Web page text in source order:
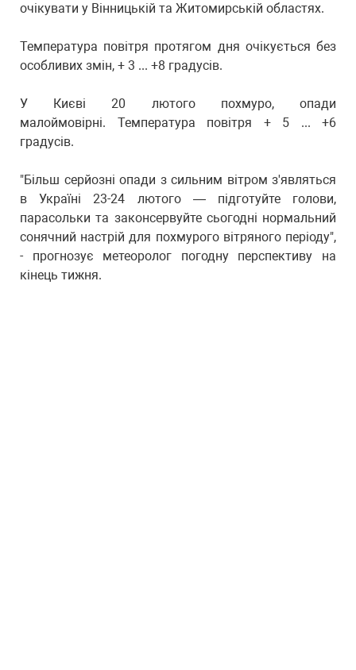
очікувати у Вінницькій та Житомирській областях.
Температура повітря протягом дня очікується без
особливих змін, + 3 ... +8 градусів.
У Києві 20 лютого похмуро, опади
малоймовірні. Температура повітря + 5 ... +6
градусів.
"Більш серйозні опади з сильним вітром з'являться
в Україні 23-24 лютого — підготуйте голови,
парасольки та законсервуйте сьогодні нормальний
сонячний настрій для похмурого вітряного періоду",
- прогнозує метеоролог погодну перспективу на
кінець тижня.